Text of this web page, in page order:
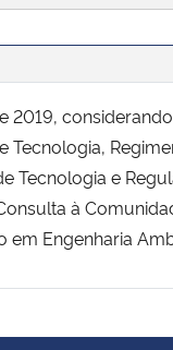
e
à
Engenharia